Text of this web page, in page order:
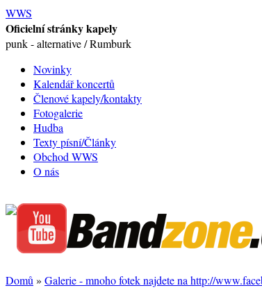
WWS
Oficielní stránky kapely
punk - alternative / Rumburk
Novinky
Kalendář koncertů
Členové kapely/kontakty
Fotogalerie
Hudba
Texty písní/Články
Obchod WWS
O nás
Domů » Galerie - mnoho fotek najdete na http://